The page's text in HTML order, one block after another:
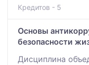
Кредитов - 5
Основы
безопасности
Дисциплина